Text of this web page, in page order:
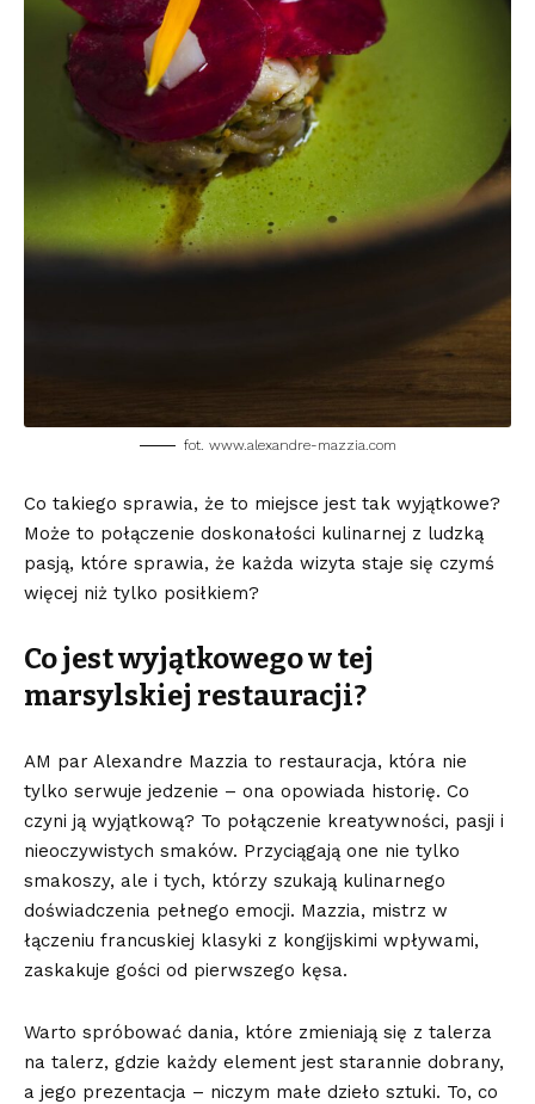
fot. www.alexandre-mazzia.com
Co takiego sprawia, że to miejsce jest tak wyjątkowe?
Może to połączenie doskonałości kulinarnej z ludzką
pasją, które sprawia, że każda wizyta staje się czymś
więcej niż tylko posiłkiem?
Co jest wyjątkowego w tej
marsylskiej restauracji?
AM par Alexandre Mazzia to restauracja, która nie
tylko serwuje jedzenie – ona opowiada historię. Co
czyni ją wyjątkową? To połączenie kreatywności, pasji i
nieoczywistych smaków. Przyciągają one nie tylko
smakoszy, ale i tych, którzy szukają kulinarnego
doświadczenia pełnego emocji. Mazzia, mistrz w
łączeniu francuskiej klasyki z kongijskimi wpływami,
zaskakuje gości od pierwszego kęsa.
Warto spróbować dania, które zmieniają się z talerza
na talerz, gdzie każdy element jest starannie dobrany,
a jego prezentacja – niczym małe dzieło sztuki. To, co